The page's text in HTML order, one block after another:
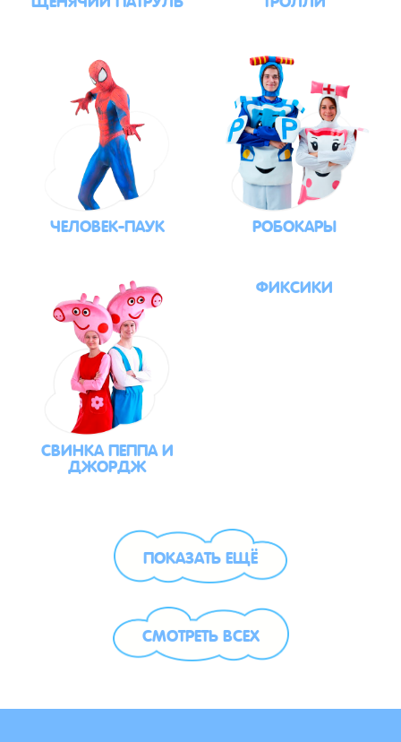
ЧЕЛОВЕК-ПАУК РОБОКАРЫ
СВИНКА ПЕППА И
ДЖОРДЖ
ФИКСИКИ
ПОКАЗАТЬ ЕЩЁ
СМОТРЕТЬ ВСЕХ